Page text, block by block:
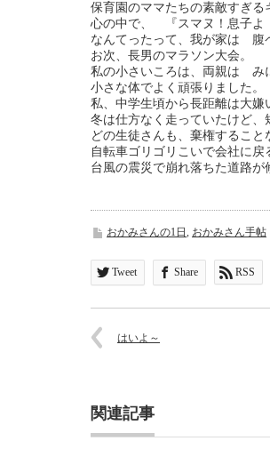
保育園のママたちの素敵すぎる
心の中で、 『スマヌ！息子よ
なんてったって、我が家は 腹
お次、長男のマラソン大会。
私の小さいころは、両親は み
小さな体でよく頑張りました。
私、中学生頃から長距離は大嫌
冬は仕方なく走っていたけど、
どの生徒さんも、棄権するこ
自転車ゴリゴリこいで会社に戻
台風の震災で崩れ落ちた道路
おかみさんの1日 , おかみさん手帖
Tweet Share RSS
はいよ～
関連記事